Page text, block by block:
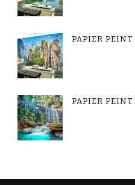
PAPIER PEINT
PAPIER